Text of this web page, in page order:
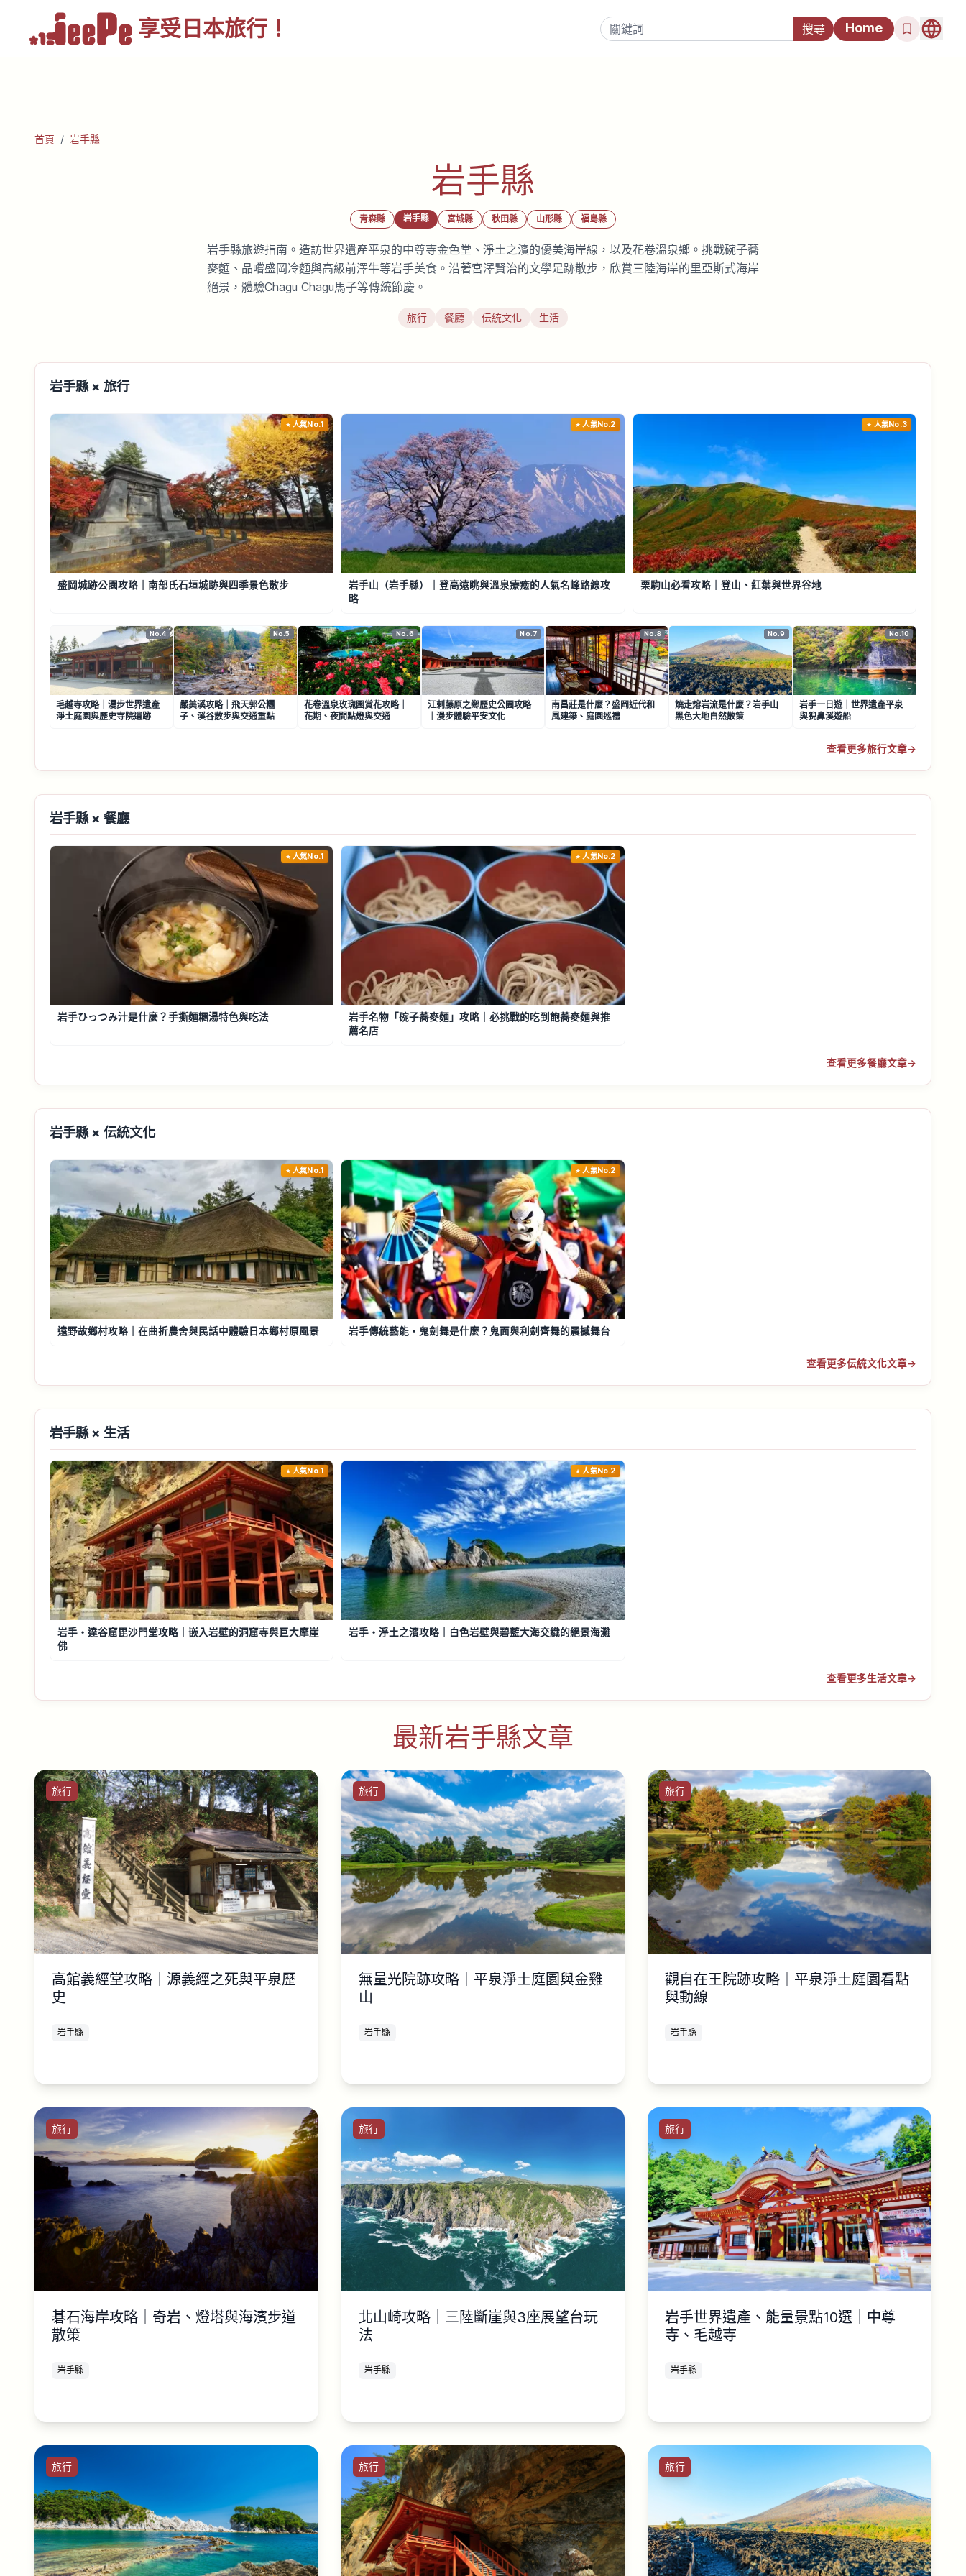
享受 日本旅行！ Home
首頁 / 岩手縣
岩手縣
青森縣 岩手縣 宮城縣 秋田縣 山形縣 福島縣
岩手縣旅遊指南。造訪世界遺產平泉的中尊寺金色堂、淨土之濱的優美海岸線，以及花卷溫泉鄉。挑戰碗子蕎
麥麵、品嚐盛岡冷麵與高級前澤牛等岩手美食。沿著宮澤賢治的文學足跡散步，欣賞三陸海岸的里亞斯式海岸
絕景，體驗Chagu Chagu馬子等傳統節慶。
旅行 餐廳 伝統文化 生活
岩手縣 × 旅行
人氣No.1
盛岡城跡公園攻略｜南部氏石垣城跡與四季景色散步
人氣No.2
岩手山（岩手縣）｜登高遠眺與溫泉療癒的人氣名峰路線攻
略
人氣No.3
栗駒山必看攻略｜登山、紅葉與世界谷地
No.4
毛越寺攻略｜漫步世界遺產
淨土庭園與歷史寺院遺跡
No.5
嚴美溪攻略｜飛天郭公糰
子、溪谷散步與交通重點
No.6
花卷溫泉玫瑰園賞花攻略｜
花期、夜間點燈與交通
No.7
江刺藤原之鄉歷史公園攻略
｜漫步體驗平安文化
No.8
南昌莊是什麼？盛岡近代和
風建築、庭園巡禮
No.9
燒走熔岩流是什麼？岩手山
黑色大地自然散策
No.10
岩手一日遊｜世界遺產平泉
與猊鼻溪遊船
查看更多旅行文章→
岩手縣 × 餐廳
人氣No.1
岩手ひっつみ汁是什麼？手撕麵糰湯特色與吃法
人氣No.2
岩手名物「碗子蕎麥麵」攻略｜必挑戰的吃到飽蕎麥麵與推
薦名店
查看更多餐廳文章→
岩手縣 × 伝統文化
人氣No.1
遠野故鄉村攻略｜在曲折農舍與民話中體驗日本鄉村原風景
人氣No.2
岩手傳統藝能・鬼劍舞是什麼？鬼面與利劍齊舞的震撼舞台
查看更多伝統文化文章→
岩手縣 × 生活
人氣No.1
岩手・達谷窟毘沙門堂攻略｜嵌入岩壁的洞窟寺與巨大摩崖
佛
人氣No.2
岩手・淨土之濱攻略｜白色岩壁與碧藍大海交織的絕景海灘
查看更多生活文章→
最新岩手縣文章
旅行
高館義經堂攻略｜源義經之死與平泉歷
史
岩手縣
旅行
無量光院跡攻略｜平泉淨土庭園與金雞
山
岩手縣
旅行
觀自在王院跡攻略｜平泉淨土庭園看點
與動線
岩手縣
旅行
碁石海岸攻略｜奇岩、燈塔與海濱步道
散策
岩手縣
旅行
北山崎攻略｜三陸斷崖與3座展望台玩
法
岩手縣
旅行
岩手世界遺產、能量景點10選｜中尊
寺、毛越寺
岩手縣
旅行 旅行 旅行